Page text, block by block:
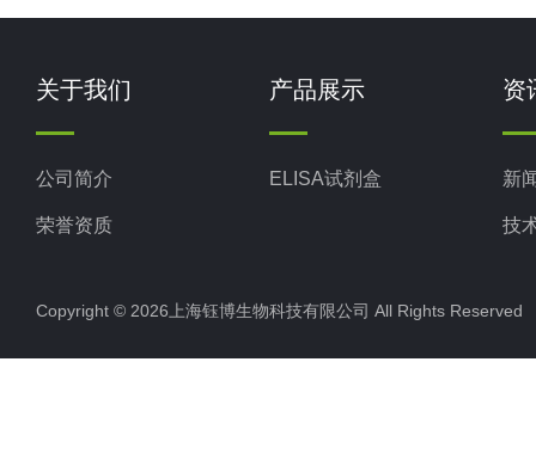
关于我们
公司简介
荣誉资质
产品展示
ELISA试剂盒
资
新
技
Copyright © 2026上海钰博生物科技有限公司 All Rights